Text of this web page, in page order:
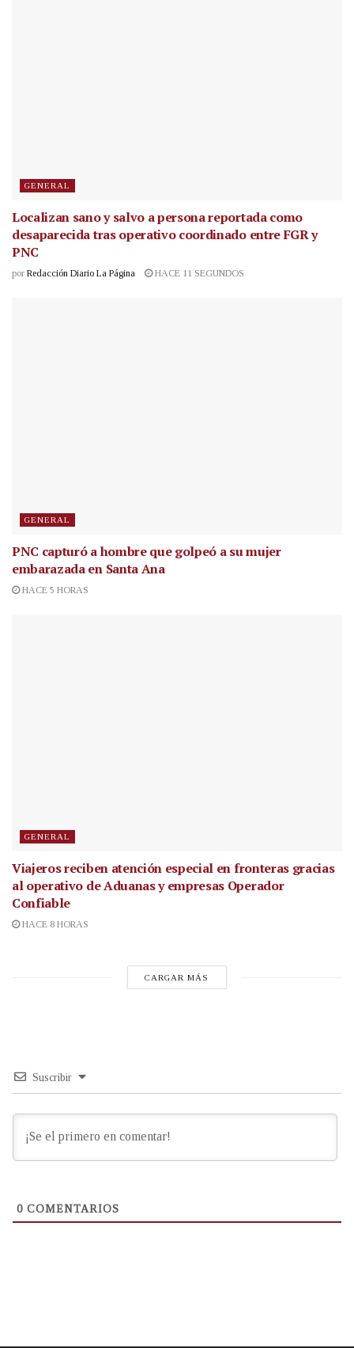
GENERAL
Localizan sano y salvo a persona reportada como
desaparecida tras operativo coordinado entre FGR y
PNC
por Redacción Diario La Página HACE 11 SEGUNDOS
GENERAL
PNC capturó a hombre que golpeó a su mujer
embarazada en Santa Ana
HACE 5 HORAS
GENERAL
Viajeros reciben atención especial en fronteras gracias
al operativo de Aduanas y empresas Operador
Confiable
HACE 8 HORAS
CARGAR MÁS
Suscribir
0 COMENTARIOS